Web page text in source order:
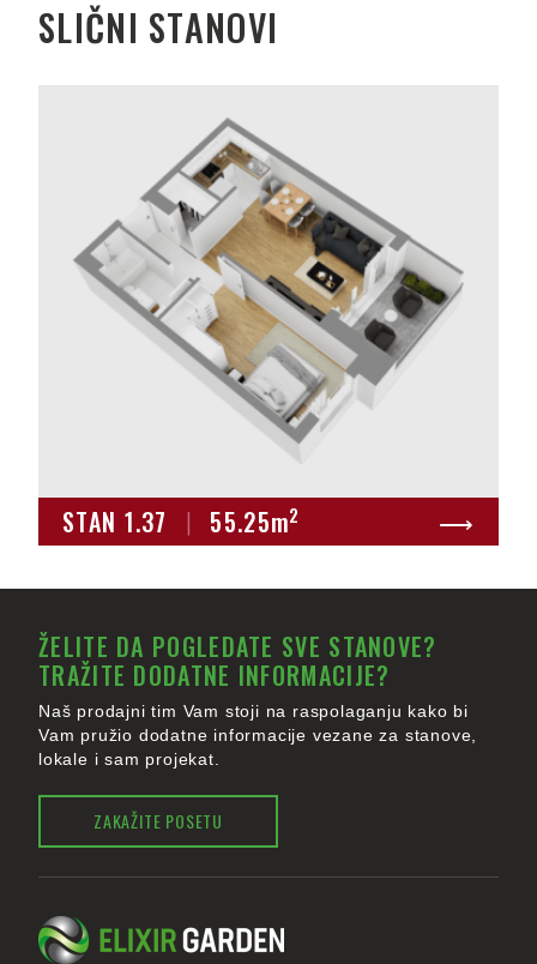
SLIČNI STANOVI
STAN 1.37 | 55.25m2 ⟶
ŽELITE DA POGLEDATE SVE STANOVE?
TRAŽITE DODATNE INFORMACIJE?
Naš prodajni tim Vam stoji na raspolaganju kako bi
Vam pružio dodatne informacije vezane za stanove,
lokale i sam projekat.
ZAKAŽITE POSETU